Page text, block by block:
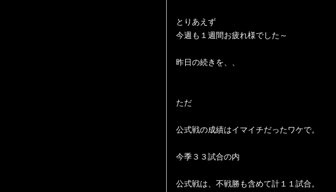
とりあえず
今週も１週間お疲れ様でした～
昨日の続きを、、
ただ
公式戦の成績はイマイチだったワケで。
今季３３試合の内
公式戦は、不戦勝も含めて計１１試合。